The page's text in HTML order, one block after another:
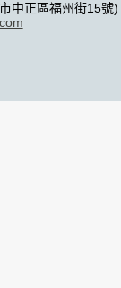
中正區福州街15號)